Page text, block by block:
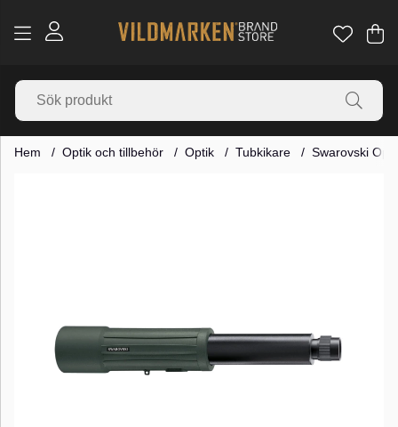
.
Hem Optik och tillbehör Optik Tubkikare Swarovski